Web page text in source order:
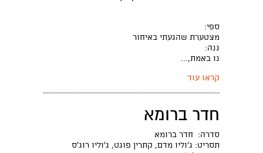
ספי:
מצטערת שהגעתי באיחור
ננה:
נו באמת,...
קראו עוד
חדר ברומא
סדרה: חדר ברומא
תסריט: ג'וליו מדם, קתרין פוגט, ג'וליו רוג'ס